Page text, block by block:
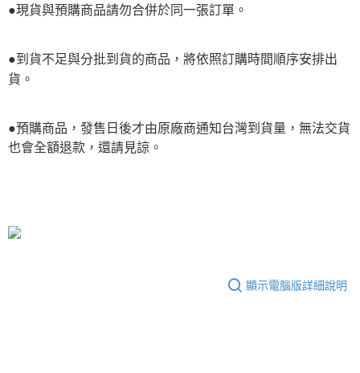
●現貨與預購商品請勿合併於同一張訂單。
●到貨不足與分批到貨的商品，將依照訂購時間順序安排出
貨。
●預購商品，發售日後才由原廠商通知台灣到貨量，無法交貨
也會全額退款，還請見諒。
顯示電腦版詳細說明